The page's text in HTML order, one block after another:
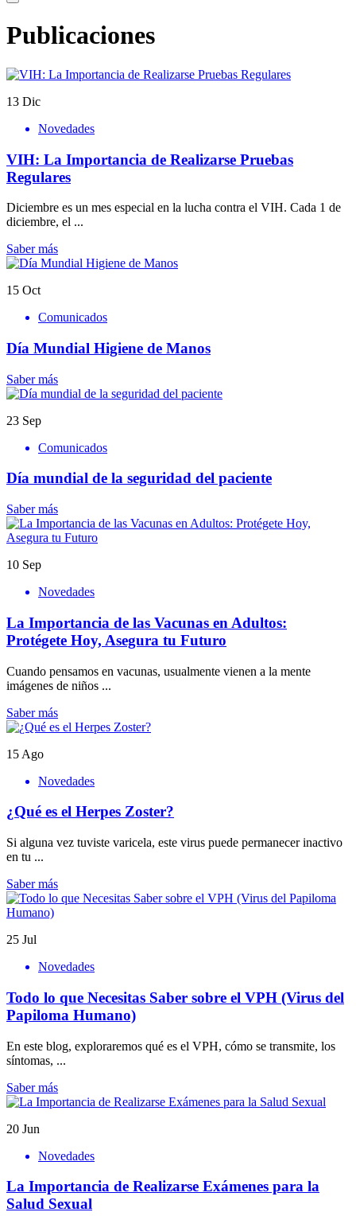
Publicaciones
13 Dic
Novedades
VIH: La Importancia de Realizarse Pruebas
Regulares
Diciembre es un mes especial en la lucha contra el VIH. Cada 1 de
diciembre, el ...
Saber más
15 Oct
Comunicados
Día Mundial Higiene de Manos
Saber más
23 Sep
Comunicados
Día mundial de la seguridad del paciente
Saber más
10 Sep
Novedades
La Importancia de las Vacunas en Adultos:
Protégete Hoy, Asegura tu Futuro
Cuando pensamos en vacunas, usualmente vienen a la mente
imágenes de niños ...
Saber más
15 Ago
Novedades
¿Qué es el Herpes Zoster?
Si alguna vez tuviste varicela, este virus puede permanecer inactivo
en tu ...
Saber más
25 Jul
Novedades
Todo lo que Necesitas Saber sobre el VPH (Virus del
Papiloma Humano)
En este blog, exploraremos qué es el VPH, cómo se transmite, los
síntomas, ...
Saber más
20 Jun
Novedades
La Importancia de Realizarse Exámenes para la
Salud Sexual